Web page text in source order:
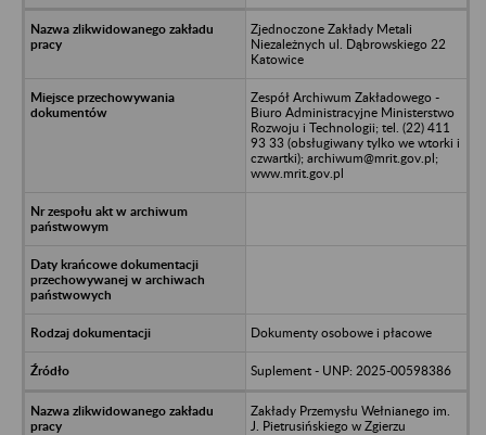
Zjednoczone Zakłady Metali
Niezależnych ul. Dąbrowskiego 22
Katowice
Zespół Archiwum Zakładowego -
Biuro Administracyjne Ministerstwo
Rozwoju i Technologii; tel. (22) 411
93 33 (obsługiwany tylko we wtorki i
czwartki); archiwum@mrit.gov.pl;
www.mrit.gov.pl
Dokumenty osobowe i płacowe
Suplement - UNP: 2025-00598386
Zakłady Przemysłu Wełnianego im.
J. Pietrusińskiego w Zgierzu